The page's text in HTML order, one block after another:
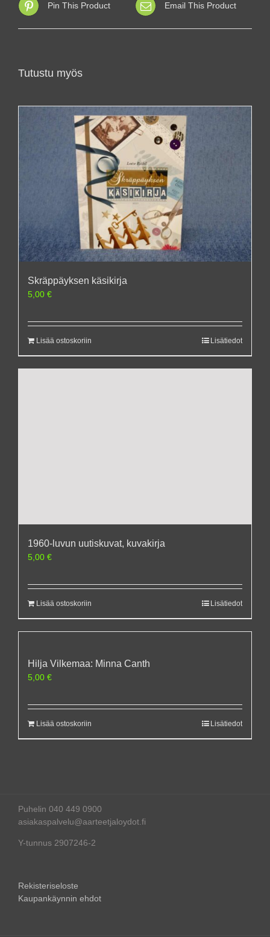
Pin This Product Email This Product
Tutustu myös
Skräppäyksen käsikirja
5,00 €
Lisää ostoskoriin Lisätiedot
1960-luvun uutiskuvat, kuvakirja
5,00 €
Lisää ostoskoriin Lisätiedot
Hilja Vilkemaa: Minna Canth
5,00 €
Lisää ostoskoriin Lisätiedot
Puhelin 040 449 0900
asiakaspalvelu@aarteetjaloydot.fi
Y-tunnus 2907246-2
Rekisteriseloste
Kaupankäynnin ehdot